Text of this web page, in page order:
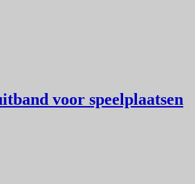
voor speelplaatsen